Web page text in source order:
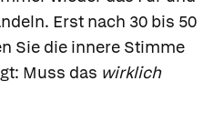
Erst nach 30 bis 50
Sie die innere Stimme
Muss das wirklich